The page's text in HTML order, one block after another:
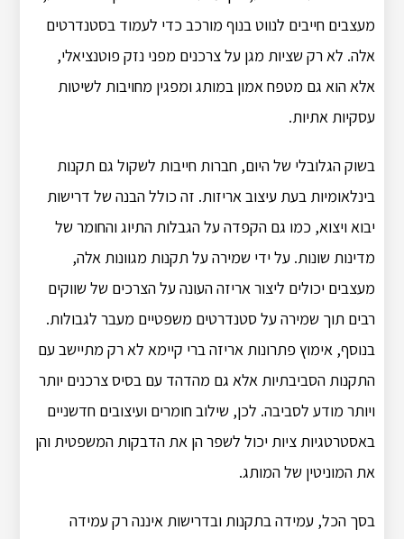
מעצבים חייבים לנווט בנוף מורכב כדי לעמוד בסטנדרטים
אלה. לא רק שציות מגן על צרכנים מפני נזק פוטנציאלי,
אלא הוא גם מטפח אמון במותג ומפגין מחויבות לשיטות
עסקיות אתיות.
בשוק הגלובלי של היום, חברות חייבות לשקול גם תקנות
בינלאומיות בעת עיצוב אריזות. זה כולל הבנה של דרישות
יבוא ויצוא, כמו גם הקפדה על הגבלות התיוג והחומר של
מדינות שונות. על ידי שמירה על תקנות מגוונות אלה,
מעצבים יכולים ליצור אריזה העונה על הצרכים של שווקים
רבים תוך שמירה על סטנדרטים משפטיים מעבר לגבולות.
בנוסף, אימוץ פתרונות אריזה ברי קיימא לא רק מתיישב עם
התקנות הסביבתיות אלא גם מהדהד עם בסיס צרכנים יותר
ויותר מודע לסביבה. לכן, שילוב חומרים ועיצובים חדשניים
באסטרטגיות ציות יכול לשפר הן את הדבקות המשפטית והן
את המוניטין של המותג.
בסך הכל, עמידה בתקנות ובדרישות איננה רק עמידה